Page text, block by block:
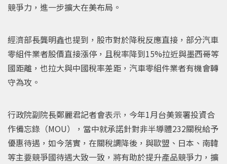
競爭力，進一步擴大在美布局。
經濟部長龔明鑫也提到，股市對於降稅反應直接，部分汽車
零組件業者股價直接漲停，且稅率降到15%拉近與墨西哥等
國距離，也拉大與中國稅率差距，汽車零組件業者有機會轉
守為攻。
行政院副院長鄭麗君記者會表示，今年1月台美簽署投資合
作備忘錄（MOU），當中就承諾針對非半導體232關稅給予
優惠待遇，如今落實，在關稅調降後，與歐盟、日本、南韓
等主要競爭國待遇大致一致，將有助於提升產品競爭力，擴